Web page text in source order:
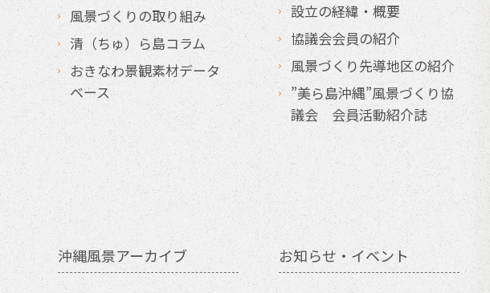
風景づくりの取り組み
清（ちゅ）ら島コラム
おきなわ景観素材データ
ベース
設立の経緯・概要
協議会会員の紹介
風景づくり先導地区の紹介
”美ら島沖縄”風景づくり協
議会 会員活動紹介誌
沖縄風景アーカイブ お知らせ・イベント